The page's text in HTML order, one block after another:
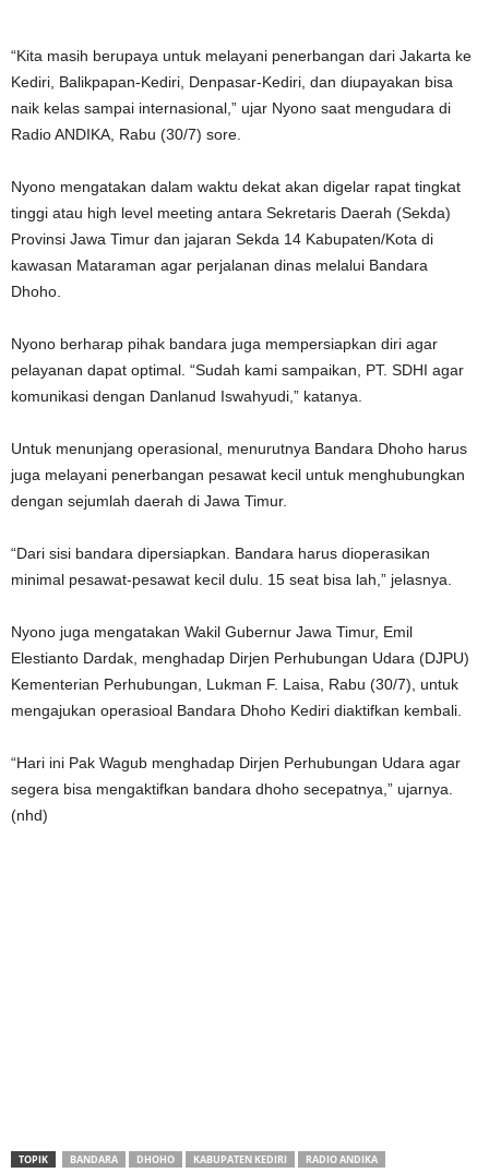
“Kita masih berupaya untuk melayani penerbangan dari Jakarta ke
Kediri, Balikpapan-Kediri, Denpasar-Kediri, dan diupayakan bisa
naik kelas sampai internasional,” ujar Nyono saat mengudara di
Radio ANDIKA, Rabu (30/7) sore.
Nyono mengatakan dalam waktu dekat akan digelar rapat tingkat
tinggi atau high level meeting antara Sekretaris Daerah (Sekda)
Provinsi Jawa Timur dan jajaran Sekda 14 Kabupaten/Kota di
kawasan Mataraman agar perjalanan dinas melalui Bandara
Dhoho.
Nyono berharap pihak bandara juga mempersiapkan diri agar
pelayanan dapat optimal. “Sudah kami sampaikan, PT. SDHI agar
komunikasi dengan Danlanud Iswahyudi,” katanya.
Untuk menunjang operasional, menurutnya Bandara Dhoho harus
juga melayani penerbangan pesawat kecil untuk menghubungkan
dengan sejumlah daerah di Jawa Timur.
“Dari sisi bandara dipersiapkan. Bandara harus dioperasikan
minimal pesawat-pesawat kecil dulu. 15 seat bisa lah,” jelasnya.
Nyono juga mengatakan Wakil Gubernur Jawa Timur, Emil
Elestianto Dardak, menghadap Dirjen Perhubungan Udara (DJPU)
Kementerian Perhubungan, Lukman F. Laisa, Rabu (30/7), untuk
mengajukan operasioal Bandara Dhoho Kediri diaktifkan kembali.
“Hari ini Pak Wagub menghadap Dirjen Perhubungan Udara agar
segera bisa mengaktifkan bandara dhoho secepatnya,” ujarnya.
(nhd)
TOPIK BANDARA DHOHO KABUPATEN KEDIRI RADIO ANDIKA